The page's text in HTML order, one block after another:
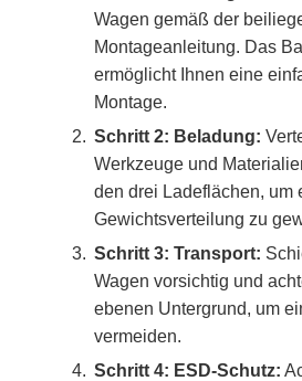
Wagen gemäß der
Montageanleitung. Das
ermöglicht Ihnen eine
Montage.
Schritt 2: Beladung:
Werkzeuge und
den drei Ladeflächen, um
Gewichtsverteilung zu
Schritt 3: Transport:
Wagen vorsichtig und
ebenen Untergrund, um
vermeiden.
Schritt 4: ESD-Schutz: